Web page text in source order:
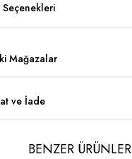
Mağazalar
ve İade
BENZER ÜRÜNLER